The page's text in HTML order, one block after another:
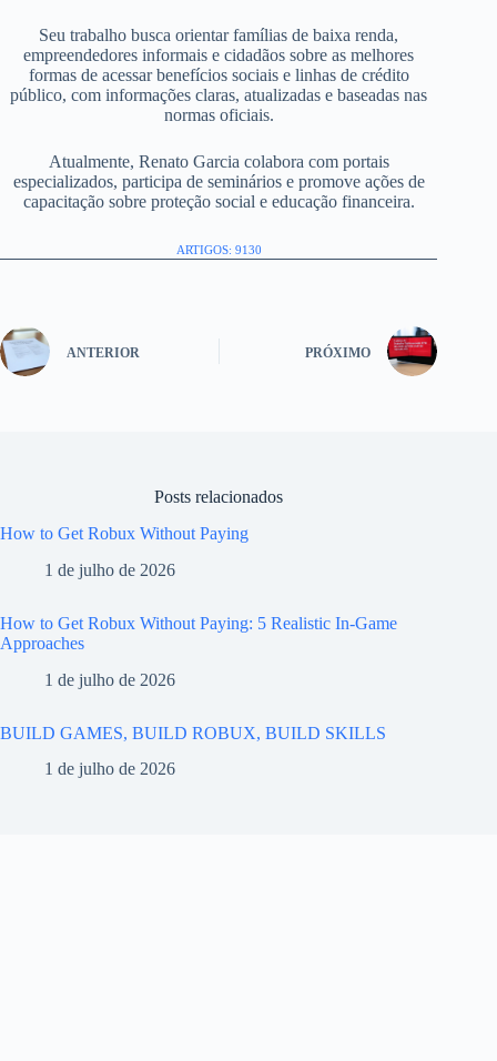
Seu trabalho busca orientar famílias de baixa renda,
empreendedores informais e cidadãos sobre as melhores
formas de acessar benefícios sociais e linhas de crédito
público, com informações claras, atualizadas e baseadas nas
normas oficiais.
Atualmente, Renato Garcia colabora com portais
especializados, participa de seminários e promove ações de
capacitação sobre proteção social e educação financeira.
ARTIGOS: 9130
ANTERIOR PRÓXIMO
Posts relacionados
How to Get Robux Without Paying
1 de julho de 2026
How to Get Robux Without Paying: 5 Realistic In-Game
Approaches
1 de julho de 2026
BUILD GAMES, BUILD ROBUX, BUILD SKILLS
1 de julho de 2026